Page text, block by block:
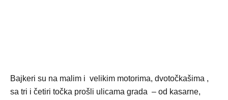
Bajkeri su na malim i velikim motorima, dvotočkašima ,
sa tri i četiri točka prošli ulicama grada – od kasarne,